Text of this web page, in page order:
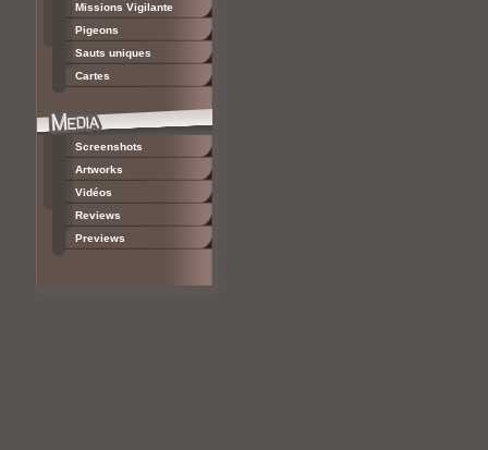
Missions Vigilante
Pigeons
Sauts uniques
Cartes
Screenshots
Artworks
Vidéos
Reviews
Previews